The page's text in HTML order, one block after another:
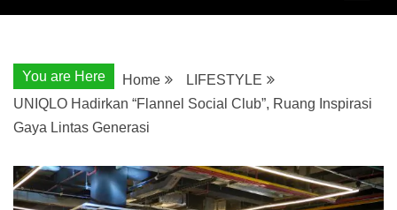
You are Here Home
LIFESTYLE
UNIQLO Hadirkan “Flannel Social Club”, Ruang Inspirasi
Gaya Lintas Generasi